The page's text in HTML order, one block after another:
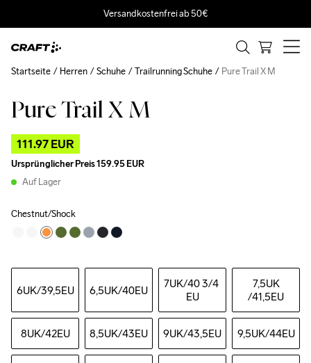
Versandkostenfrei ab 50€
Pure Trail X M
111.97 EUR
Ursprünglicher Preis159.95 EUR
Auf Lager
Chestnut/Shock
6UK/39,5EU 6,5UK/40EU 7UK/40 3/4
EU
7,5UK
/41,5EU
8UK/42EU 8,5UK/43EU 9UK/43,5EU 9,5UK/44EU
Startseite Herren Schuhe Trailrunning Schuhe Pure Trail X M
Outlet